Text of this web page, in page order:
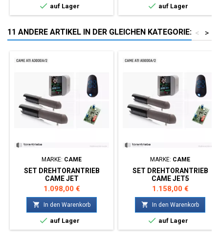
 auf Lager  auf Lager
11 ANDERE ARTIKEL IN DER GLEICHEN KATEGORIE: >
<
MARKE: CAME
SET DREHTORANTRIEB
CAME JET
Preis
1.098,00 €
 In den Warenkorb
 auf Lager
MARKE: CAME
SET DREHTORANTRIEB
CAME JET5
Preis
1.158,00 €
 In den Warenkorb
 auf Lager